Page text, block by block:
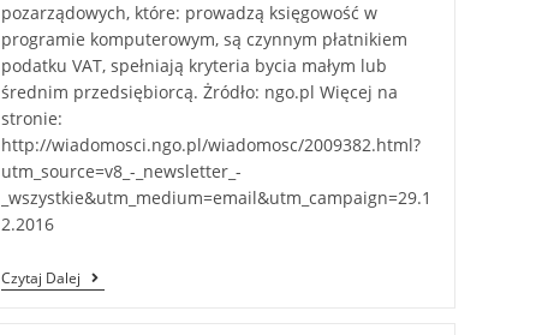
pozarządowych, które: prowadzą księgowość w
programie komputerowym, są czynnym płatnikiem
podatku VAT, spełniają kryteria bycia małym lub
średnim przedsiębiorcą. Żródło: ngo.pl Więcej na
stronie:
http://wiadomosci.ngo.pl/wiadomosc/2009382.html?
utm_source=v8_-_newsletter_-
_wszystkie&utm_medium=email&utm_campaign=29.1
2.2016
Czytaj Dalej